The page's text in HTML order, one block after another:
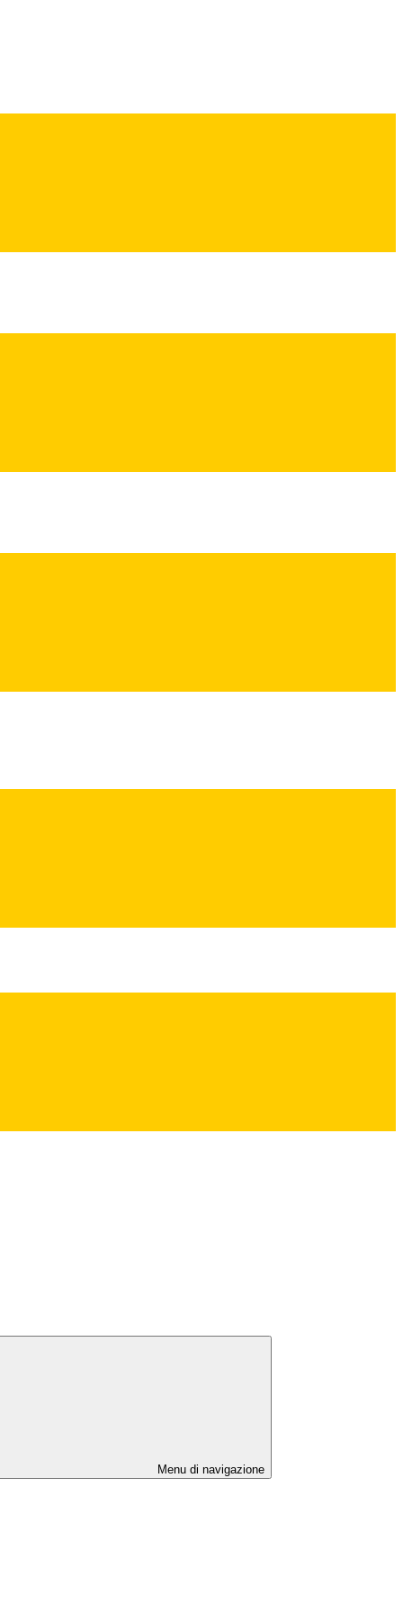
Menu di navigazione